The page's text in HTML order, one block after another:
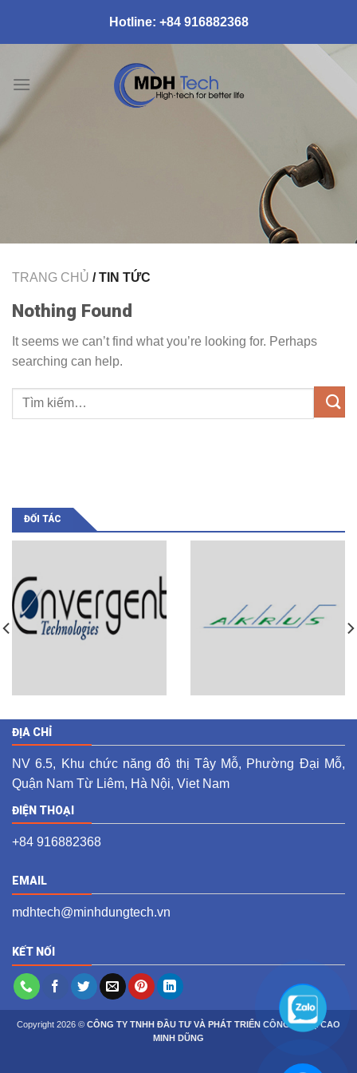
Hotline: +84 916882368
TRANG CHỦ / TIN TỨC
Nothing Found
It seems we can’t find what you’re looking for. Perhaps
searching can help.
ĐỐI TÁC
ĐỊA CHỈ
NV 6.5, Khu chức năng đô thị Tây Mỗ, Phường Đại Mỗ,
Quận Nam Từ Liêm, Hà Nội, Viet Nam
ĐIỆN THOẠI
+84 916882368
EMAIL
mdhtech@minhdungtech.vn
KẾT NỐI
Copyright 2026 © CÔNG TY TNHH ĐẦU TƯ VÀ PHÁT TRIỂN CÔNG NGHỆ CAO
MINH DŨNG